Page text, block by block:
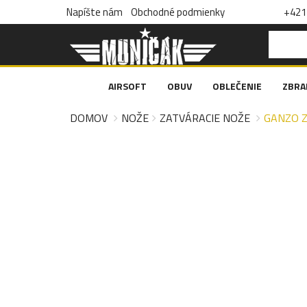
Napíšte nám Obchodné podmienky
AIRSOFT OBUV OBLEČENIE
DOMOV NOŽE ZATVÁRACIE NOŽE GANZO